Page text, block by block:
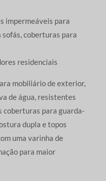
impermeáveis para
coberturas para
residenciais
mobiliário de exterior,
de água, resistentes
coberturas para guarda-
dupla e topos
uma varinha de
para maior